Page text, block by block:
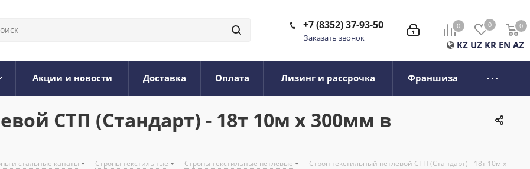
0 0 0
0
KZ UZ KR EN AZ
+7 (8352) 37-93-50
Заказать звонок
Акции и новости Доставка Оплата Лизинг и рассрочка Франшиза
СТП (Стандарт) - 18т 10м х 300мм в
и стальные канаты - Стропы текстильные - Стропы текстильные петлевые - Строп текстильный петлевой СТП (Стандарт) - 18т 10м х